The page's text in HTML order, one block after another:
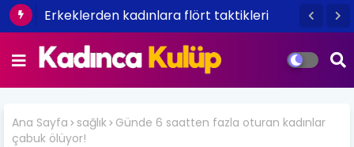
Erkeklerden kadınlara flört taktikleri
Tepeden tırnağa kışa hazırlık bakımı
Ana Sayfa sağlık Günde 6 saatten fazla oturan kadınlar
çabuk ölüyor!